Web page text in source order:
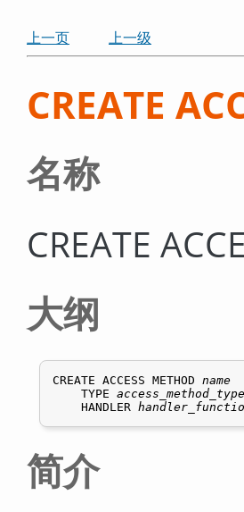
上一页
上一级
CREATE
名称
CREATE
大纲
CREATE ACCESS METHOD name
    TYPE
access_method_type
    HANDLER
简介